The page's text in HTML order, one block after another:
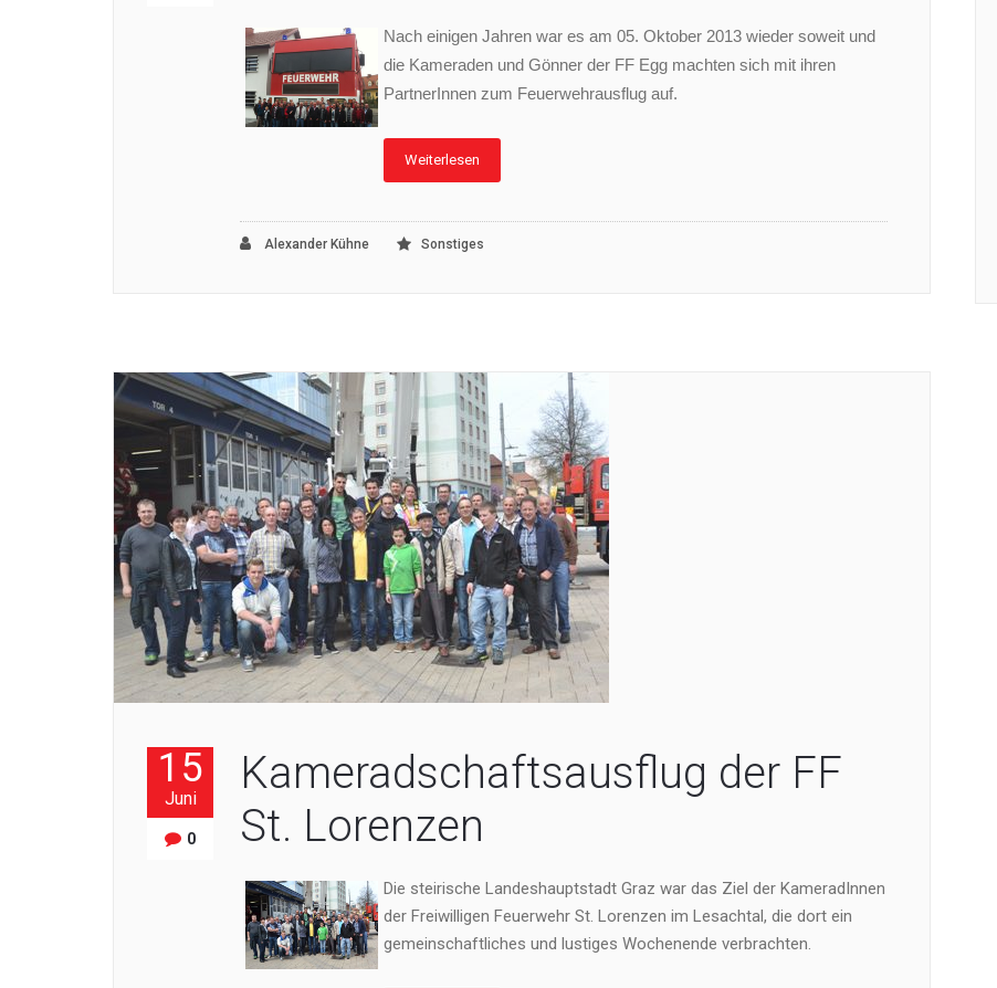
Nach einigen Jahren war es am 05. Oktober 2013 wieder soweit und
die Kameraden und Gönner der FF Egg machten sich mit ihren
PartnerInnen zum Feuerwehrausflug auf.
Weiterlesen
Alexander Kühne Sonstiges
15
Juni
0
Kameradschaftsausflug der FF
St. Lorenzen
Die steirische Landeshauptstadt Graz war das Ziel der KameradInnen
der Freiwilligen Feuerwehr St. Lorenzen im Lesachtal, die dort ein
gemeinschaftliches und lustiges Wochenende verbrachten.